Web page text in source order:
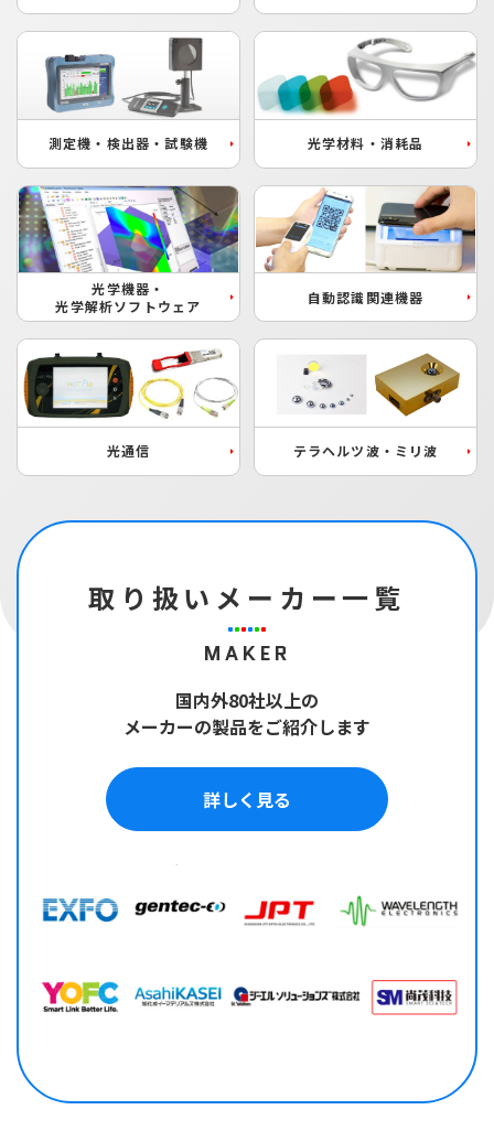
測定機・検出器・試験機 光学材料・消耗品
光学機器・
光学解析ソフトウェア
自動認識関連機器
光通信 テラヘルツ波・ミリ波
取り扱いメーカー一覧
MAKER
国内外80社以上の
メーカーの製品をご紹介します
詳しく見る